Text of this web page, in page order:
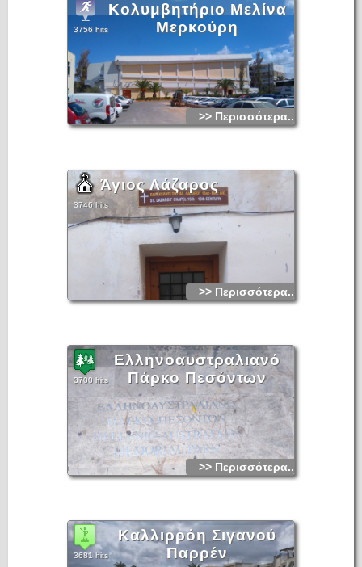
Κολυμβητήριο Μελίνα
Μερκούρη
3756 hits
>> Περισσότερα...
Άγιος Λάζαρος
3746 hits
>> Περισσότερα...
Ελληνοαυστραλιανό
Πάρκο Πεσόντων
3700 hits
>> Περισσότερα...
Καλλιρρόη Σιγανού
Παρρέν
3681 hits